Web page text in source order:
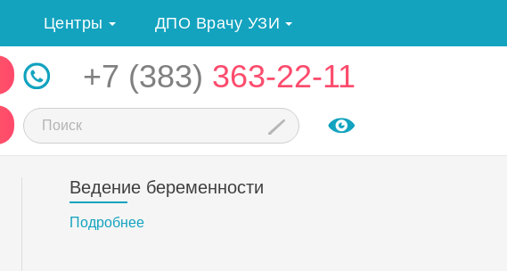
Центры ДПО Врачу УЗИ
+7 (383) 363-22-11
Ведение беременности
Подробнее